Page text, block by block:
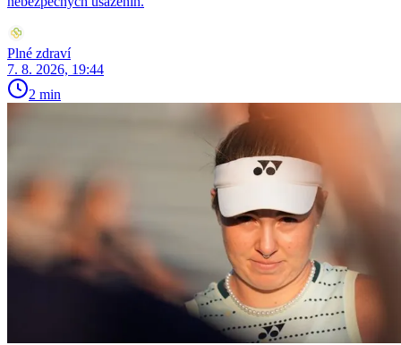
Plné zdraví
7. 8. 2026, 19:44
2 min